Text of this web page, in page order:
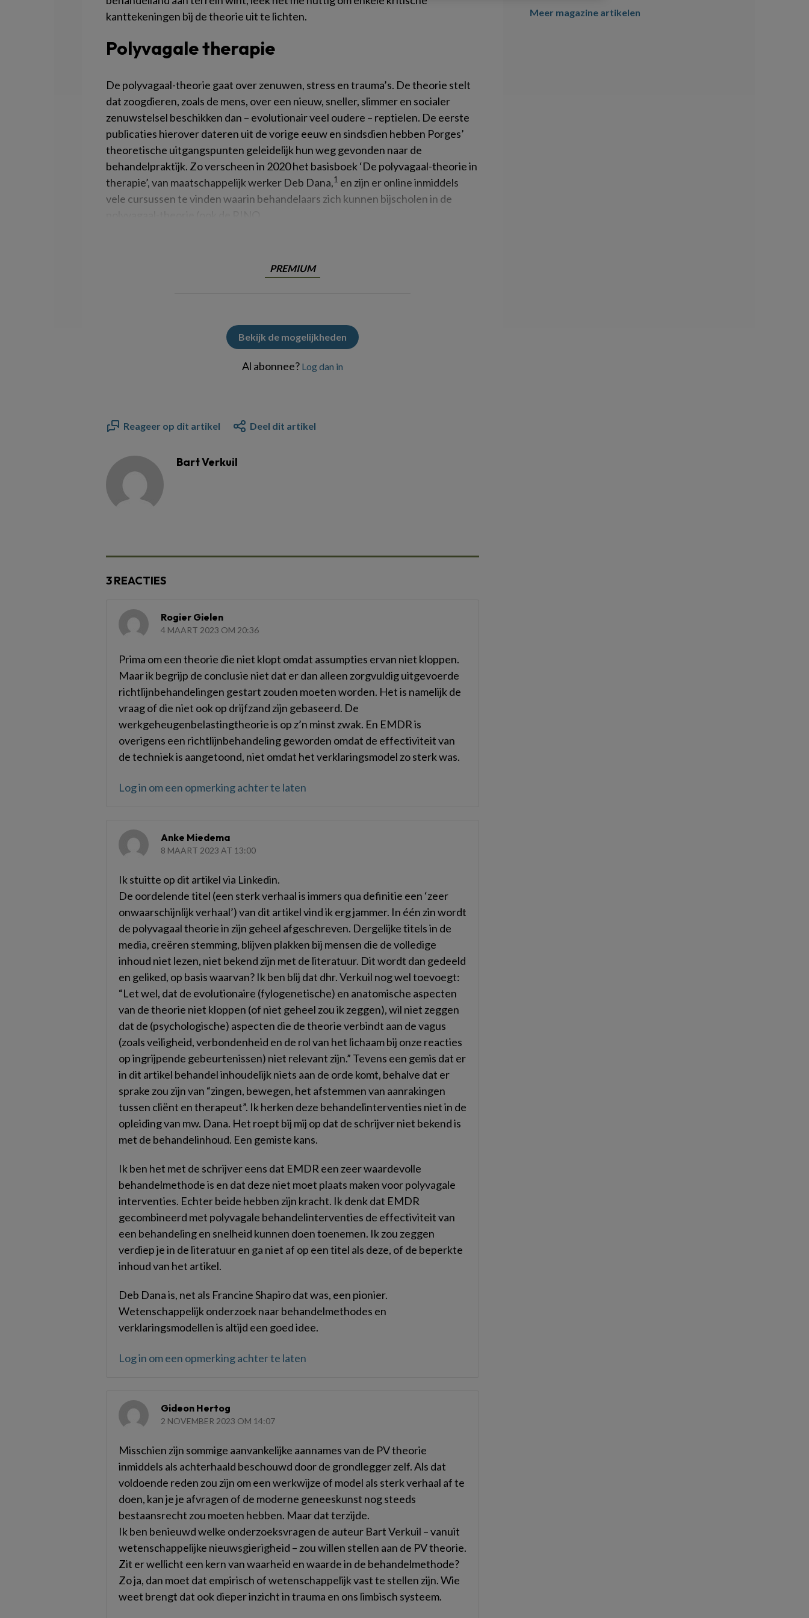
kanttekeningen bij de theorie uit te lichten.
Polyvagale therapie
De polyvagaal-theorie gaat over zenuwen, stress en trauma’s. De theorie stelt
dat zoogdieren, zoals de mens, over een nieuw, sneller, slimmer en socialer
zenuwstelsel beschikken dan – evolutionair veel oudere – reptielen. De eerste
publicaties hierover dateren uit de vorige eeuw en sindsdien hebben Porges’
theoretische uitgangspunten geleidelijk hun weg gevonden naar de
behandelpraktijk. Zo verscheen in 2020 het basisboek ‘De polyvagaal-theorie in
therapie’, van maatschappelijk werker Deb Dana,1 en zijn er online inmiddels
vele cursussen te vinden waarin behandelaars zich kunnen bijscholen in de
PREMIUM
Bekijk de mogelijkheden
Al abonnee? Log dan in
Reageer op dit artikel Deel dit artikel
Bart Verkuil
3 REACTIES
Rogier Gielen
4 MAART 2023 OM 20:36
Prima om een theorie die niet klopt omdat assumpties ervan niet kloppen.
Maar ik begrijp de conclusie niet dat er dan alleen zorgvuldig uitgevoerde
richtlijnbehandelingen gestart zouden moeten worden. Het is namelijk de
vraag of die niet ook op drijfzand zijn gebaseerd. De
werkgeheugenbelastingtheorie is op z’n minst zwak. En EMDR is
overigens een richtlijnbehandeling geworden omdat de effectiviteit van
de techniek is aangetoond, niet omdat het verklaringsmodel zo sterk was.
Log in om een opmerking achter te laten
Anke Miedema
8 MAART 2023 AT 13:00
Ik stuitte op dit artikel via Linkedin.
De oordelende titel (een sterk verhaal is immers qua definitie een ‘zeer
onwaarschijnlijk verhaal’) van dit artikel vind ik erg jammer. In één zin wordt
de polyvagaal theorie in zijn geheel afgeschreven. Dergelijke titels in de
media, creëren stemming, blijven plakken bij mensen die de volledige
inhoud niet lezen, niet bekend zijn met de literatuur. Dit wordt dan gedeeld
en geliked, op basis waarvan? Ik ben blij dat dhr. Verkuil nog wel toevoegt:
“Let wel, dat de evolutionaire (fylogenetische) en anatomische aspecten
van de theorie niet kloppen (of niet geheel zou ik zeggen), wil niet zeggen
dat de (psychologische) aspecten die de theorie verbindt aan de vagus
(zoals veiligheid, verbondenheid en de rol van het lichaam bij onze reacties
op ingrijpende gebeurtenissen) niet relevant zijn.” Tevens een gemis dat er
in dit artikel behandel inhoudelijk niets aan de orde komt, behalve dat er
sprake zou zijn van “zingen, bewegen, het afstemmen van aanrakingen
tussen cliënt en therapeut”. Ik herken deze behandelinterventies niet in de
opleiding van mw. Dana. Het roept bij mij op dat de schrijver niet bekend is
met de behandelinhoud. Een gemiste kans.
Ik ben het met de schrijver eens dat EMDR een zeer waardevolle
behandelmethode is en dat deze niet moet plaats maken voor polyvagale
interventies. Echter beide hebben zijn kracht. Ik denk dat EMDR
gecombineerd met polyvagale behandelinterventies de effectiviteit van
een behandeling en snelheid kunnen doen toenemen. Ik zou zeggen
verdiep je in de literatuur en ga niet af op een titel als deze, of de beperkte
inhoud van het artikel.
Deb Dana is, net als Francine Shapiro dat was, een pionier.
Wetenschappelijk onderzoek naar behandelmethodes en
verklaringsmodellen is altijd een goed idee.
Log in om een opmerking achter te laten
Gideon Hertog
2 NOVEMBER 2023 OM 14:07
Misschien zijn sommige aanvankelijke aannames van de PV theorie
inmiddels als achterhaald beschouwd door de grondlegger zelf. Als dat
voldoende reden zou zijn om een werkwijze of model als sterk verhaal af te
doen, kan je je afvragen of de moderne geneeskunst nog steeds
bestaansrecht zou moeten hebben. Maar dat terzijde.
Ik ben benieuwd welke onderzoeksvragen de auteur Bart Verkuil – vanuit
wetenschappelijke nieuwsgierigheid – zou willen stellen aan de PV theorie.
Zit er wellicht een kern van waarheid en waarde in de behandelmethode?
Zo ja, dan moet dat empirisch of wetenschappelijk vast te stellen zijn. Wie
weet brengt dat ook dieper inzicht in trauma en ons limbisch systeem.
Meer magazine artikelen